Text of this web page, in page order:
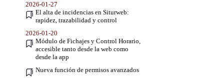
2026-01-27
El alta de incidencias en Siturweb:
rapidez, trazabilidad y control
2026-01-20
Módulo de Fichajes y Control Horario,
accesible tanto desde la web como
desde la app
Nueva función de permisos avanzados